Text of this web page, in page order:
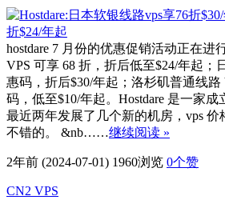
hostdare 7 月份的优惠促销活动正在进
VPS 可享 68 折，折后低至$24/年起；
惠码，折后$30/年起；洛杉矶普通线路
码，低至$10/年起。Hostdare 是一家成
最近两年发展了几个新的机房，vps 价
不错的。 &nb……继续阅读 »
2年前 (2024-07-01) 1960浏览 0个赞
CN2 VPS